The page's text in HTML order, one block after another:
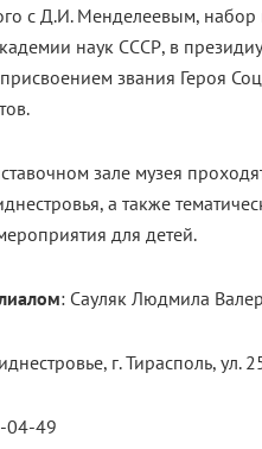
с Д.И. Менделеевым, набор
наук СССР, в
звания Героя
зале музея
а также
для детей.
: Сауляк Людмила
г. Тирасполь, ул.
04-49